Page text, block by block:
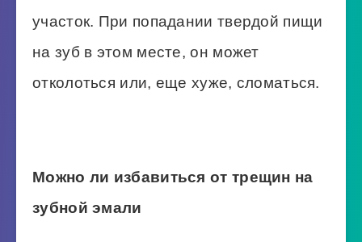
участок. При попадании твердой пищи
на зуб в этом месте, он может
отколоться или, еще хуже, сломаться.
Можно ли избавиться от трещин на
зубной эмали